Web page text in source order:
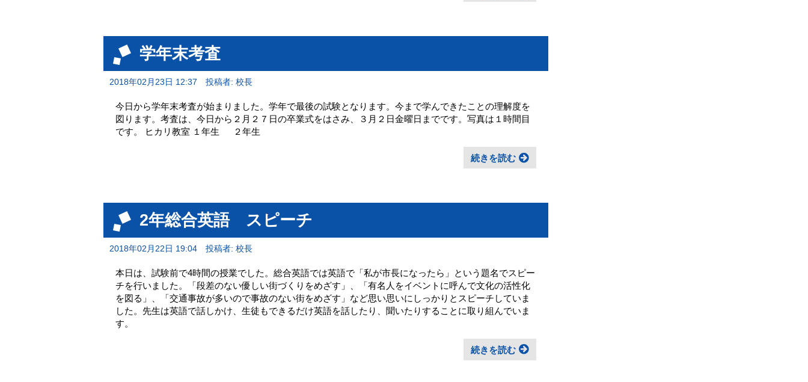
学年末考査
2018年02月23日 12:37 投稿者: 校長
今日から学年末考査が始まりました。学年で最後の試験となります。今まで学んできたことの理解度を
図ります。考査は、今日から２月２７日の卒業式をはさみ、３月２日金曜日までです。写真は１時間目
です。 ヒカリ教室 １年生 ２年生
続きを読む
2年総合英語 スピーチ
2018年02月22日 19:04 投稿者: 校長
本日は、試験前で4時間の授業でした。総合英語では英語で「私が市長になったら」という題名でスピー
チを行いました。「段差のない優しい街づくりをめざす」、「有名人をイベントに呼んで文化の活性化
を図る」、「交通事故が多いので事故のない街をめざす」など思い思いにしっかりとスピーチしていま
した。先生は英語で話しかけ、生徒もできるだけ英語を話したり、聞いたりすることに取り組んでいま
す。
続きを読む